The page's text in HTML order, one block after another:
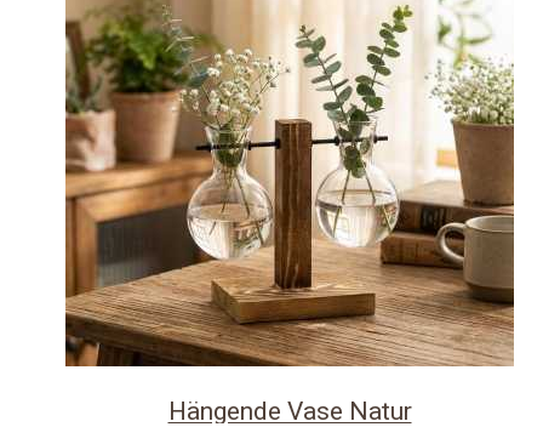
Hängende Vase Natur